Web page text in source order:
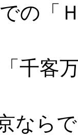
の「
千客
なら